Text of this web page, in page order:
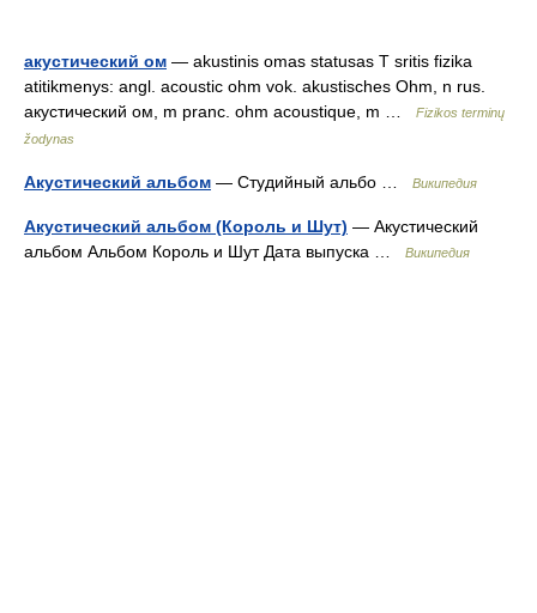
акустический ом — akustinis omas statusas T sritis fizika
atitikmenys: angl. acoustic ohm vok. akustisches Ohm, n rus.
акустический ом, m pranc. ohm acoustique, m …
Fizikos terminų
žodynas
Акустический альбом — Студийный альбо … Википедия
Акустический альбом (Король и Шут) — Акустический
альбом Альбом Король и Шут Дата выпуска …
Википедия